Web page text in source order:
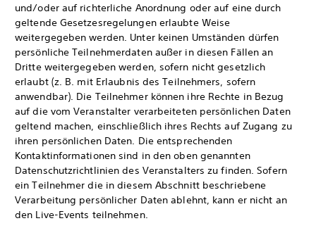
und/oder auf richterliche Anordnung oder auf eine durch
geltende Gesetzesregelungen erlaubte Weise
weitergegeben werden. Unter keinen Umständen dürfen
persönliche Teilnehmerdaten außer in diesen Fällen an
Dritte weitergegeben werden, sofern nicht gesetzlich
erlaubt (z. B. mit Erlaubnis des Teilnehmers, sofern
anwendbar). Die Teilnehmer können ihre Rechte in Bezug
auf die vom Veranstalter verarbeiteten persönlichen Daten
geltend machen, einschließlich ihres Rechts auf Zugang zu
ihren persönlichen Daten. Die entsprechenden
Kontaktinformationen sind in den oben genannten
Datenschutzrichtlinien des Veranstalters zu finden. Sofern
ein Teilnehmer die in diesem Abschnitt beschriebene
Verarbeitung persönlicher Daten ablehnt, kann er nicht an
den Live-Events teilnehmen.